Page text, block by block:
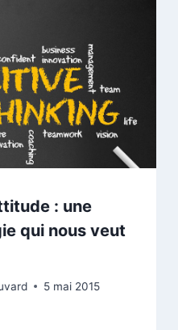
: une
qui nous veut
5 mai 2015